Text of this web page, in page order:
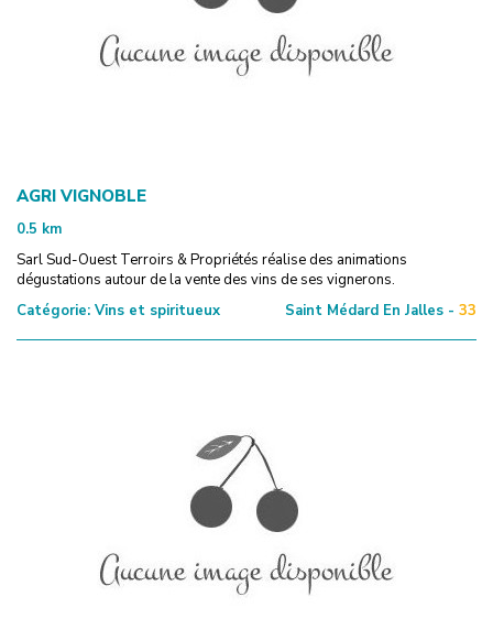
AGRI VIGNOBLE
0.5 km
Sarl Sud-Ouest Terroirs & Propriétés réalise des animations
dégustations autour de la vente des vins de ses vignerons.
Catégorie: Vins et spiritueux Saint Médard En Jalles - 33